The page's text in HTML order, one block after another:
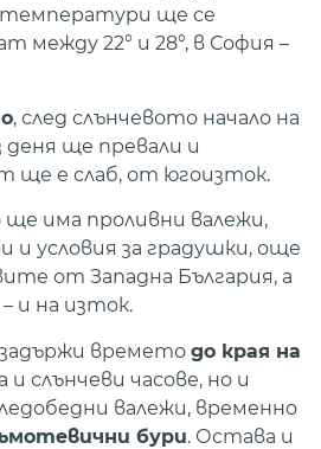
ще се
между 22° и 28°, в София –
, след слънчевото начало на
деня ще превали и
ще е слаб, от югоизток.
има проливни валежи,
и условия за градушки, още
от Западна България, а
и на изток.
времето до края на
и слънчеви часове, но и
валежи, временно
бури. Остава и